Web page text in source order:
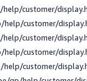
customer/
help/customer/
customer/
help/customer/
customer/